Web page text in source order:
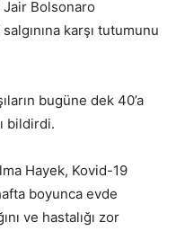
Jair Bolsonaro
karşı tutumunu
bugüne dek 40’a
bildirdi.
Hayek, Kovid-19
boyunca evde
ve hastalığı zor